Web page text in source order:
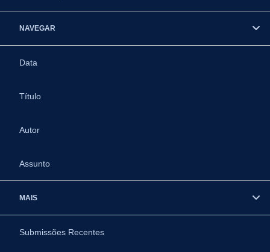
NAVEGAR
Data
Título
Autor
Assunto
MAIS
Submissões Recentes